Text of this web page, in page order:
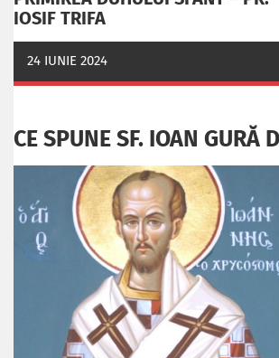
IOSIF TRIFA
24 IUNIE 2024
CE SPUNE SF. IOAN GURĂ